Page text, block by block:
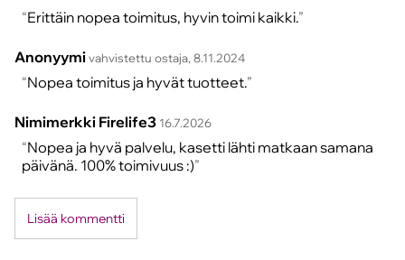
Erittäin nopea toimitus, hyvin toimi kaikki.
Anonyymivahvistettu ostaja, 8.11.2024
Nopea toimitus ja hyvät tuotteet.
Nimimerkki Firelife3 16.7.2026
Nopea ja hyvä palvelu, kasetti lähti matkaan samana
päivänä. 100% toimivuus :)
Lisää kommentti